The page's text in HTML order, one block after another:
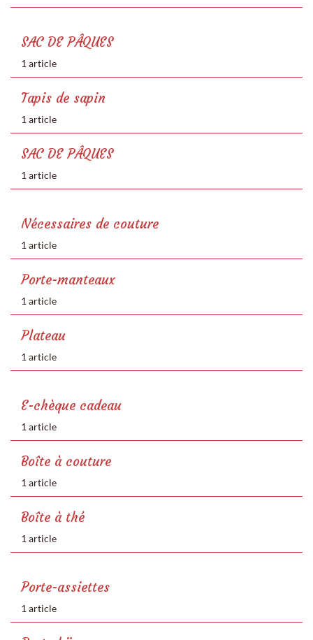
SAC DE PÂQUES
1 article
Tapis de sapin
1 article
SAC DE PÂQUES
1 article
Nécessaires de couture
1 article
Porte-manteaux
1 article
Plateau
1 article
E-chèque cadeau
1 article
Boîte à couture
1 article
Boîte à thé
1 article
Porte-assiettes
1 article